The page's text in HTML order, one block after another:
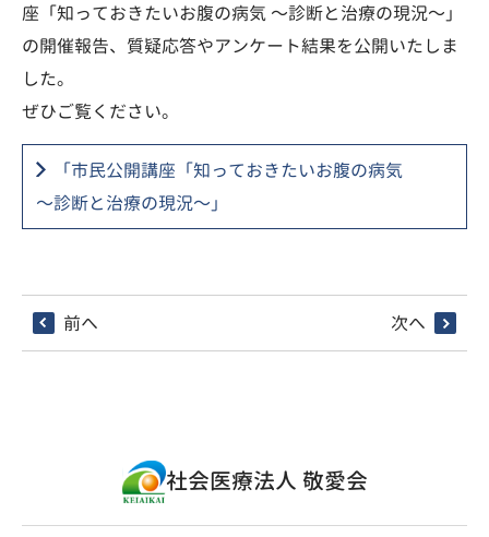
座「知っておきたいお腹の病気 〜診断と治療の現況〜」
の開催報告、質疑応答やアンケート結果を公開いたしま
した。
ぜひご覧ください。
「市民公開講座「知っておきたいお腹の病気
〜診断と治療の現況〜」
前へ 次へ
社会医療法人 敬愛会